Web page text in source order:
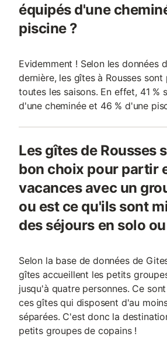
équipés d'une
piscine ?
Evidemment ! Selon les données
dernière, les gîtes à Rousses
toutes les saisons. En effet, 41 %
d'une cheminée et 46 % d'une
Les gîtes de Rousses
bon choix pour partir
vacances avec un
ou est ce qu'ils sont
des séjours en solo
Selon la base de données de
gîtes accueillent les petits
jusqu'à quatre personnes. Ce
ces gîtes qui disposent d'au
séparées. C'est donc la
petits groupes de copains !